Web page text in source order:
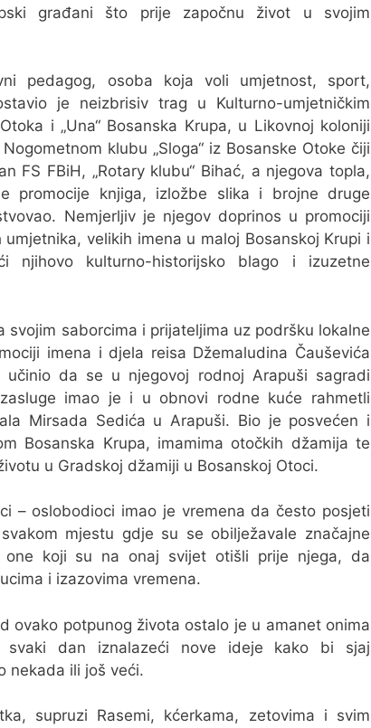
građani što prije započnu život u svojim
pedagog, osoba koja voli umjetnost, sport,
je neizbrisiv trag u Kulturno-umjetničkim
i „Una“ Bosanska Krupa, u Likovnoj koloniji
klubu „Sloga“ iz Bosanske Otoke čiji
FS FBiH, „Rotary klubu“ Bihać, a njegova topla,
promocije knjiga, izložbe slika i brojne druge
Nemjerljiv je njegov doprinos u promociji
velikih imena u maloj Bosanskoj Krupi i
njihovo kulturno-historijsko blago i izuzetne
svojim saborcima i prijateljima uz podršku lokalne
imena i djela reisa Džemaludina Čauševića
učinio da se u njegovoj rodnoj Arapuši sagradi
imao je i u obnovi rodne kuće rahmetli
Mirsada Sedića u Arapuši. Bio je posvećen i
Bosanska Krupa, imamima otočkih džamija te
u Gradskoj džamiji u Bosanskoj Otoci.
– oslobodioci imao je vremena da često posjeti
mjestu gdje su se obilježavale značajne
koji su na onaj svijet otišli prije njega, da
i izazovima vremena.
ovako potpunog života ostalo je u amanet onima
dan iznalazeći nove ideje kako bi sjaj
nekada ili još veći.
supruzi Rasemi, kćerkama, zetovima i svim